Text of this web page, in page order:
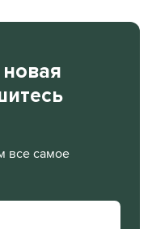
все самое